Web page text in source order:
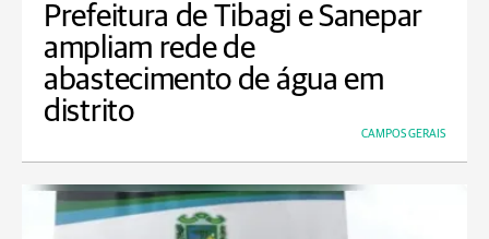
Prefeitura de Tibagi e Sanepar
ampliam rede de
abastecimento de água em
distrito
CAMPOS GERAIS